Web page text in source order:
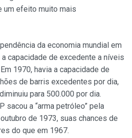
um efeito muito mais
da economia mundial em
capacidade de excedente a níveis
1970, havia a capacidade de
de barris excedentes por dia,
para 500.000 por dia.
sacou a “arma petróleo” pela
de 1973, suas chances de
do que em 1967.